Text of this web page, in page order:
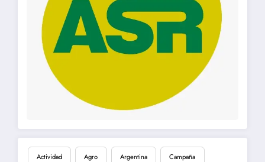
Actividad Agro Argentina Campaña